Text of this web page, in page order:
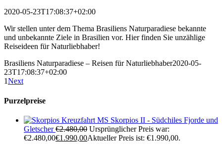
2020-05-23T17:08:37+02:00
Wir stellen unter dem Thema Brasiliens Naturparadiese bekannte
und unbekannte Ziele in Brasilien vor. Hier finden Sie unzählige
Reiseideen für Naturliebhaber!
Brasiliens Naturparadiese – Reisen für Naturliebhaber2020-05-
23T17:08:37+02:00
1Next
Purzelpreise
Kreuzfahrt MS Skorpios II - Südchiles Fjorde und
Gletscher €2.480,00 Ursprünglicher Preis war:
€2.480,00€1.990,00Aktueller Preis ist: €1.990,00.